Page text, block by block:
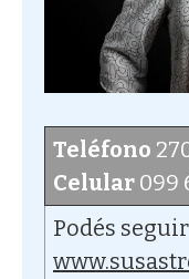
Teléfono
Celular 099
Podés